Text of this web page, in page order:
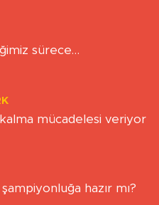
sürece…
mücadelesi veriyor
hazır mı?